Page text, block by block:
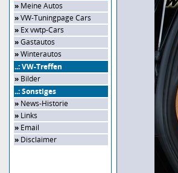
» Meine Autos
»VW-Tuningpage Cars
» Ex vwtp-Cars
»Gastautos
»Winterautos
..: VW-Treffen
» Bilder
..: Sonstiges
» News-Historie
» Links
» Email
» Disclaimer